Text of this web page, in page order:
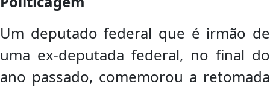
Um deputado federal que é irmão de
uma ex-deputada federal, no final do
ano passado, comemorou a retomada